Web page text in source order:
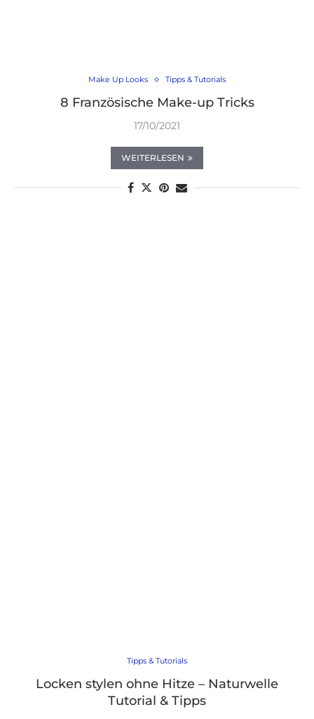
Make Up Looks Tipps & Tutorials
8 Französische Make-up Tricks
17/10/2021
WEITERLESEN
Tipps & Tutorials
Locken stylen ohne Hitze – Naturwelle
Tutorial & Tipps